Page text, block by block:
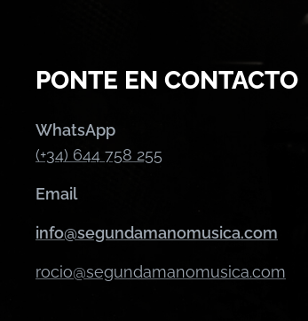
PONTE EN CONTACTO
WhatsApp
(+34) 644 758 255
Email
info@segundamanomusica.com
rocio@segundamanomusica.com